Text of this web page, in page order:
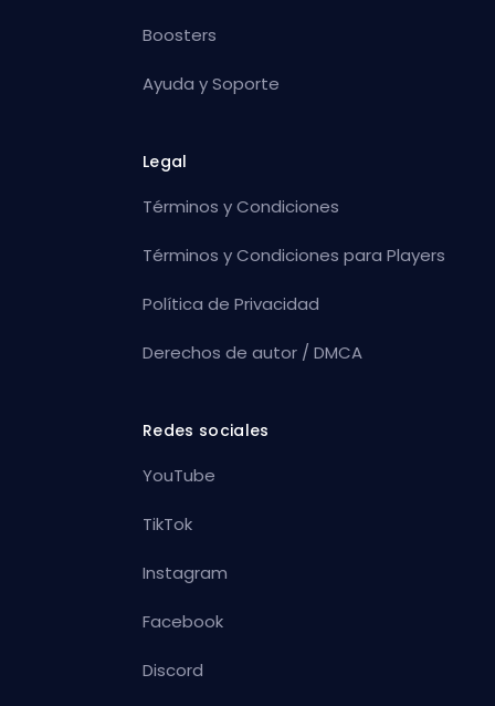
Boosters
Ayuda y Soporte
Legal
Términos y Condiciones
Términos y Condiciones para Players
Política de Privacidad
Derechos de autor / DMCA
Redes sociales
YouTube
TikTok
Instagram
Facebook
Discord